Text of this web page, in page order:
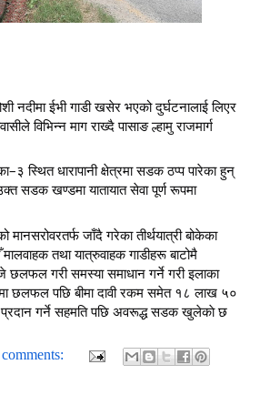
नदीमा ईभी गाडी खसेर भएको दुर्घटनालाई लिएर
विभिन्न माग राख्दै पासाङ ल्हामु राजमार्ग
स्थित धारापानी क्षेत्रमा सडक ठप्प पारेका हुन्
सडक खण्डमा यातायात सेवा पूर्ण रूपमा
जाँदै गरेका तीर्थयात्री बोकेका
तथा यात्रुवाहक गाडीहरू बाटोमै
गरी समस्या समाधान गर्ने गरी इलाका
छलफल पछि बीमा दावी रकम समेत १८ लाख ५०
प्रदान गर्ने सहमति पछि अवरूद्ध सडक खुलेकाे छ